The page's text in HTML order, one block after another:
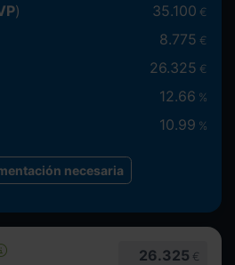
26.325 €
) 35.100 €
8.775 €
26.325 €
12.66 %
10.99 %
necesaria